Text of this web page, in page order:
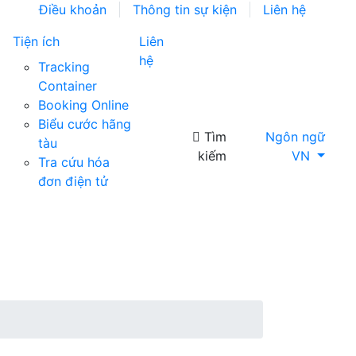
Điều khoản Thông tin sự kiện
Liên hệ
Tiện ích
Tracking
Container
Booking Online
Biểu cước hãng
tàu
Tra cứu hóa
đơn điện tử
Liên
hệ
Tìm
kiếm
Ngôn ngữ
VN